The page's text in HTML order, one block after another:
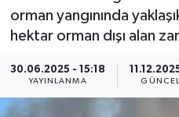
orman yangınında
hektar orman dışı alan
30.06.2025 - 15:18
YAYINLANMA
Ekonomi
Tüm Manşetler